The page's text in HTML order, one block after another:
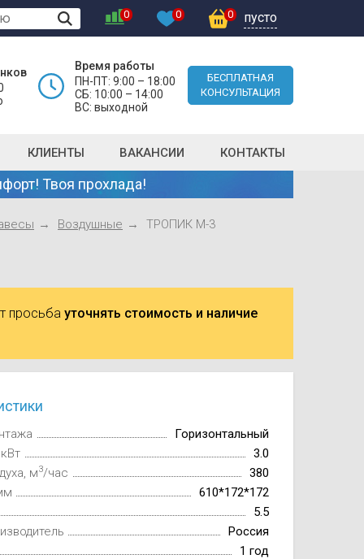
0 0 0 пусто
Время работы
ПН-ПТ: 9:00 – 18:00
СБ: 10:00 – 14:00
ВС: выходной
БЕСПЛАТНАЯ
КОНСУЛЬТАЦИЯ
КЛИЕНТЫ ВАКАНСИИ КОНТАКТЫ
Твоя прохлада!
Воздушные ТРОПИК М-3
просьба уточнять стоимость и наличие
Горизонтальный
3.0
м3/час
380
610*172*172
5.5
Россия
1 год